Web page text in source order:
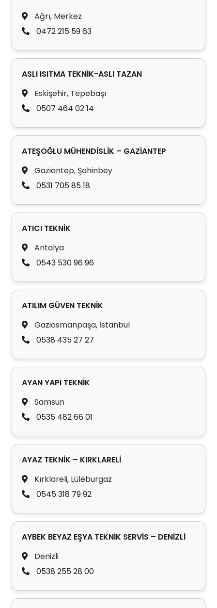
Ağrı, Merkez
0472 215 59 63
ASLI ISITMA TEKNİK-ASLI TAZAN
Eskişehir, Tepebaşı
0507 464 02 14
ATEŞOĞLU MÜHENDİSLİK – GAZİANTEP
Gaziantep, Şahinbey
0531 705 85 18
ATICI TEKNİK
Antalya
0543 530 96 96
ATILIM GÜVEN TEKNİK
Gaziosmanpaşa, İstanbul
0538 435 27 27
AYAN YAPI TEKNİK
Samsun
0535 482 66 01
AYAZ TEKNİK – KIRKLARELİ
Kırklareli, Lüleburgaz
0545 318 79 92
AYBEK BEYAZ EŞYA TEKNİK SERVİS – DENİZLİ
Denizli
0538 255 28 00